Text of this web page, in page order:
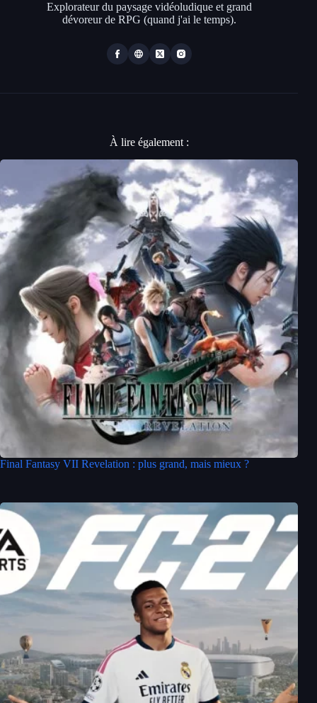
Explorateur du paysage vidéoludique et grand
dévoreur de RPG (quand j'ai le temps).
À lire également :
Final Fantasy VII Revelation : plus grand, mais mieux ?